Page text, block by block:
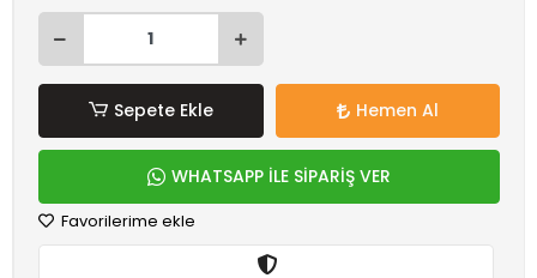
Sepete Ekle Hemen Al
WHATSAPP İLE SİPARİŞ VER
Favorilerime ekle